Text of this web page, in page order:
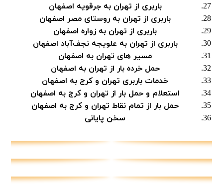
باربری از تهران به جرقویه اصفهان
باربری از تهران به روستای مصر اصفهان
باربری از تهران به زواره اصفهان
باربری از تهران به علویجه نجف‌آباد اصفهان
مسیر های تهران به اصفهان
حمل خرده بار از تهران به اصفهان
خدمات باربری تهران و کرج به اصفهان
استعلام و حمل بار از تهران و کرج به اصفهان
حمل بار از تمام نقاط تهران و کرج به اصفهان
سخن پایانی